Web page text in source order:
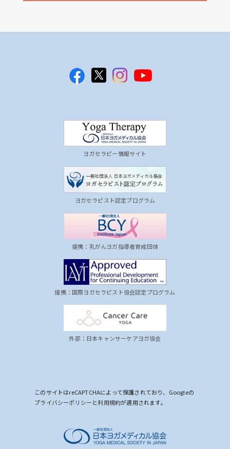
ヨガセラピー情報サイト
ヨガセラピスト認定プログラム
提携：乳がんヨガ指導者育成団体
提携：国際ヨガセラピスト協会認定プログラム
外部：日本キャンサーケアヨガ協会
このサイトはreCAPTCHAによって保護されており、Googleの
プライバシーポリシーと利用規約が適用されます。